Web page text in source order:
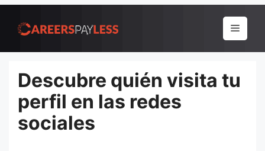
para
conteúdo
Menu
Descubre quién visita tu
perfil en las redes
sociales